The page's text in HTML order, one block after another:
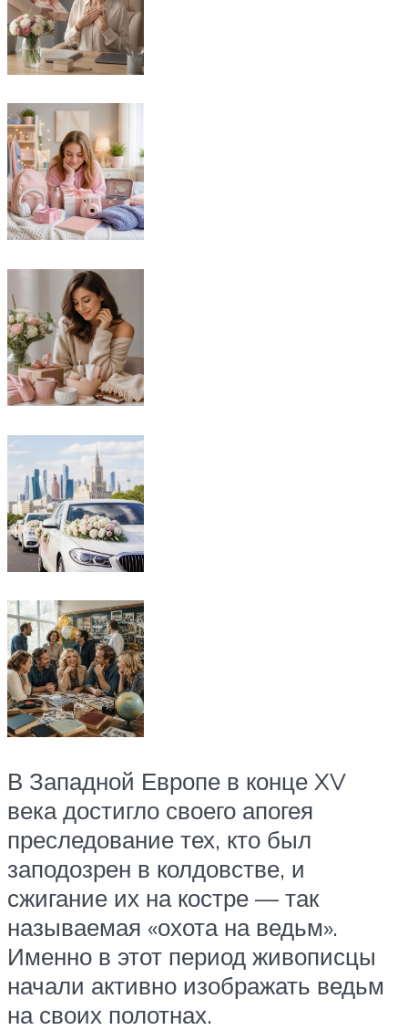
В Западной Европе в конце XV
века достигло своего апогея
преследование тех, кто был
заподозрен в колдовстве, и
сжигание их на костре — так
называемая «охота на ведьм».
Именно в этот период живописцы
начали активно изображать ведьм
на своих полотнах.